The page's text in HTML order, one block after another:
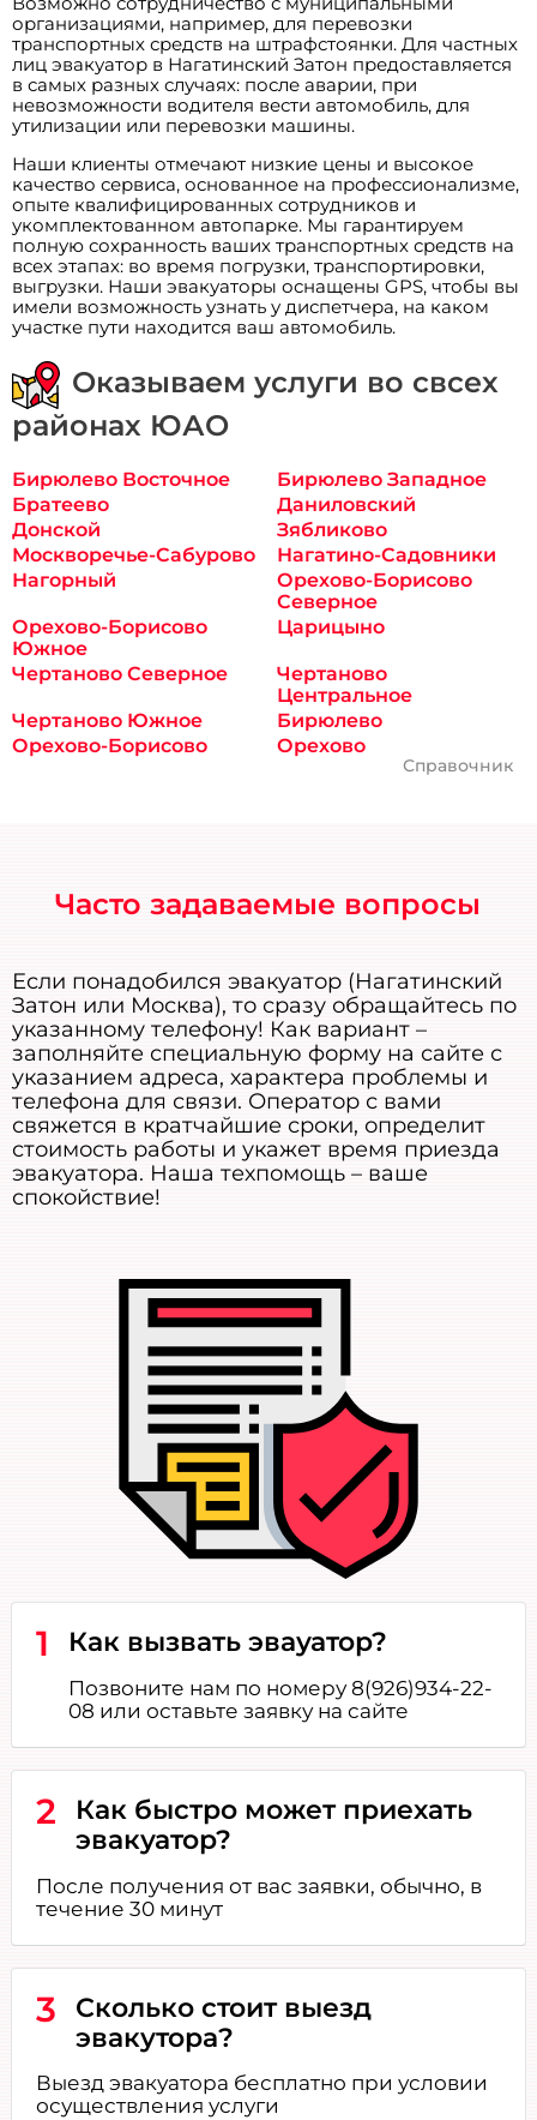
организациями, например, для перевозки
транспортных средств на штрафстоянки. Для частных
лиц эвакуатор в Нагатинский Затон предоставляется
в самых разных случаях: после аварии, при
невозможности водителя вести автомобиль, для
утилизации или перевозки машины.
Наши клиенты отмечают низкие цены и высокое
качество сервиса, основанное на профессионализме,
опыте квалифицированных сотрудников и
укомплектованном автопарке. Мы гарантируем
полную сохранность ваших транспортных средств на
всех этапах: во время погрузки, транспортировки,
выгрузки. Наши эвакуаторы оснащены GPS, чтобы вы
имели возможность узнать у диспетчера, на каком
участке пути находится ваш автомобиль.
Оказываем услуги во свсех
районах ЮАО
Бирюлево Восточное
Бирюлево Западное
Братеево
Даниловский
Донской
Зябликово
Москворечье-Сабурово
Нагатино-Садовники
Нагорный
Орехово-Борисово
Северное
Орехово-Борисово
Южное
Царицыно
Чертаново Северное
Чертаново
Центральное
Чертаново Южное
Бирюлево
Орехово-Борисово
Орехово
Справочник
Часто задаваемые вопросы
Если понадобился эвакуатор (Нагатинский
Затон или Москва), то сразу обращайтесь по
указанному телефону! Как вариант –
заполняйте специальную форму на сайте с
указанием адреса, характера проблемы и
телефона для связи. Оператор с вами
свяжется в кратчайшие сроки, определит
стоимость работы и укажет время приезда
эвакуатора. Наша техпомощь – ваше
спокойствие!
1 Как вызвать эвауатор?
Позвоните нам по номеру 8(926)934-22-
08 или оставьте заявку на сайте
2
Как быстро может приехать
эвакуатор?
После получения от вас заявки, обычно, в
течение 30 минут
3
Сколько стоит выезд
эвакутора?
Выезд эвакуатора бесплатно при условии
осуществления услуги